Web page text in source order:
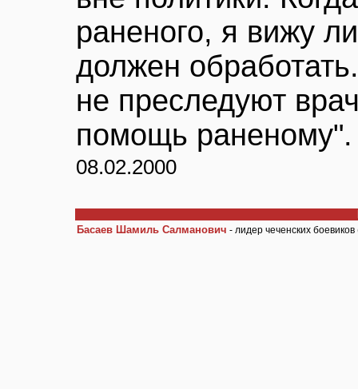
раненого, я вижу
должен
не преследуют
помощь раненому".
08.02.2000
Басаев Шамиль Салманович - лидер чеченских боевиков